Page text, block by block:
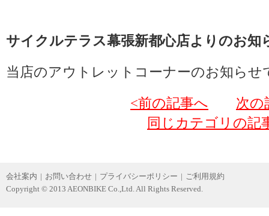
サイクルテラス幕張新都心店よりのお知
当店のアウトレットコーナーのお知らせ
<前の記事へ
次の
同じカテゴリの記
会社案内 | お問い合わせ | プライバシーポリシー | ご利用規約
Copyright © 2013 AEONBIKE Co.,Ltd. All Rights Reserved.